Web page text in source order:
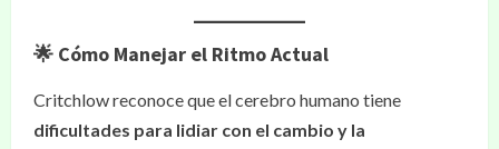
🌟 Cómo Manejar el Ritmo Actual
Critchlow reconoce que el cerebro humano tiene
dificultades para lidiar con el cambio y la